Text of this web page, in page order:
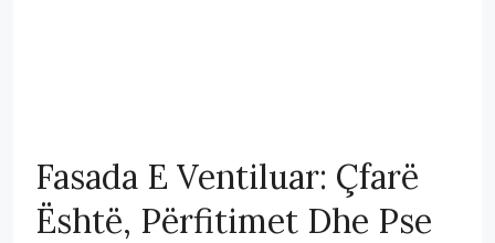
Fasada E Ventiluar: Çfarë
Është, Përfitimet Dhe Pse